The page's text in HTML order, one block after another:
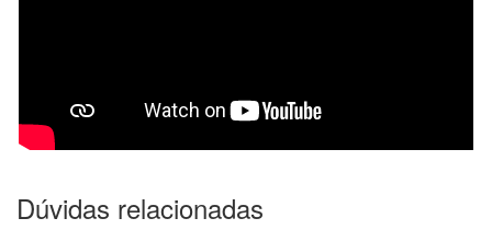
Dúvidas relacionadas